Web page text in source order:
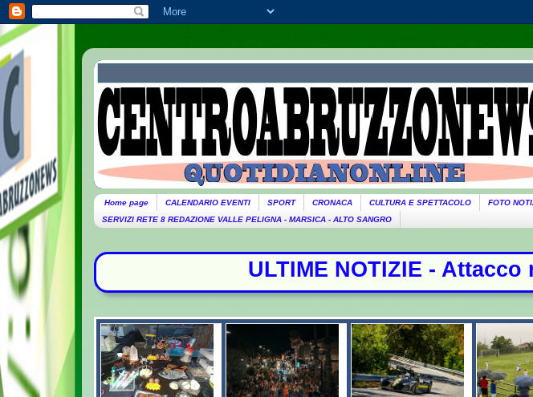
Home page CALENDARIO EVENTI SPORT CRONACA CULTURA E SPETTACOLO FOTO
SERVIZI RETE 8 REDAZIONE VALLE PELIGNA - MARSICA - ALTO SANGRO
ULTIME NOTIZIE - Attacco russo su